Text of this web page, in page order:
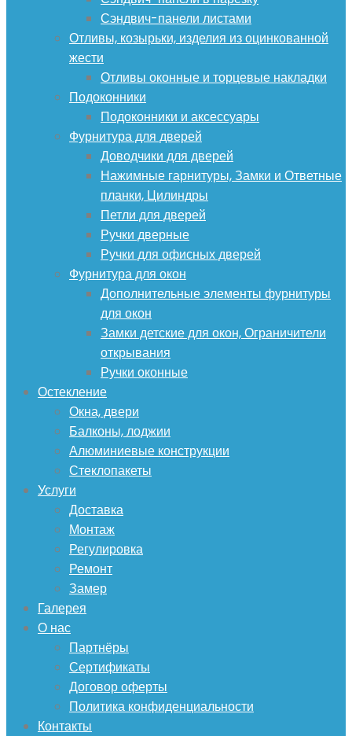
Сэндвич-панели листами
Отливы, козырьки, изделия из оцинкованной
жести
Отливы оконные и торцевые накладки
Подоконники
Подоконники и аксессуары
Фурнитура для дверей
Доводчики для дверей
Нажимные гарнитуры, Замки и Ответные
планки, Цилиндры
Петли для дверей
Ручки дверные
Ручки для офисных дверей
Фурнитура для окон
Дополнительные элементы фурнитуры
для окон
Замки детские для окон, Ограничители
открывания
Ручки оконные
Остекление
Окна, двери
Балконы, лоджии
Алюминиевые конструкции
Стеклопакеты
Услуги
Доставка
Монтаж
Регулировка
Ремонт
Замер
Галерея
О нас
Партнёры
Сертификаты
Договор оферты
Политика конфиденциальности
Контакты